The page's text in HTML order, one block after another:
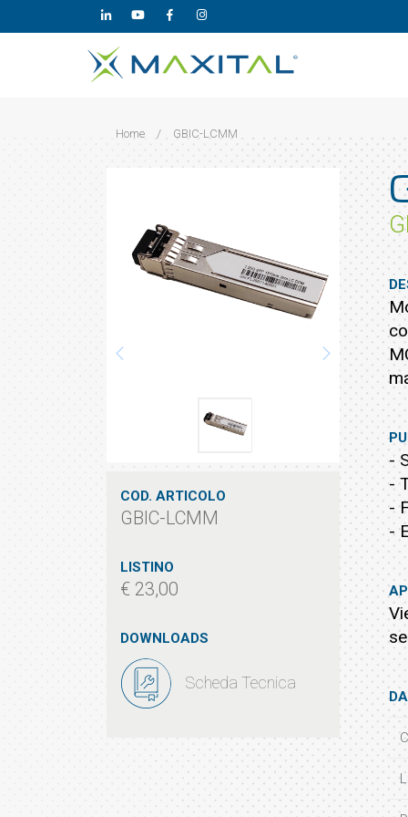
Home / GBIC-LCMM
COD. ARTICOLO
GBIC-LCMM
LISTINO
€ 23,00
DOWNLOADS
Scheda Tecnica
-
-
-
-